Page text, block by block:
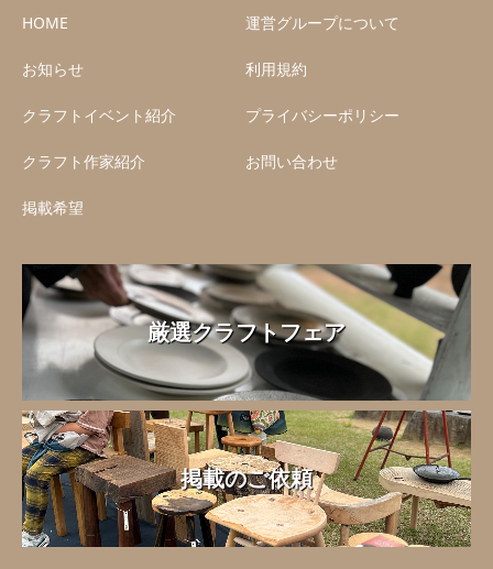
HOME
お知らせ
クラフトイベント紹介
クラフト作家紹介
掲載希望
運営グループについて
利用規約
プライバシーポリシー
お問い合わせ
厳選クラフトフェア
掲載のご依頼